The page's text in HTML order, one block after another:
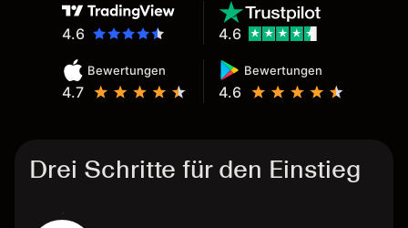
4.6
Bewertungen
4.7
Bewertungen
4.6
4.6
Drei Schritte für den Einstieg